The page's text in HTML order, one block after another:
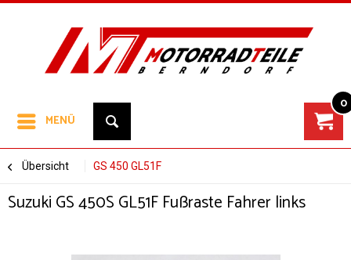
MENÜ
0
Übersicht GS 450 GL51F
Suzuki GS 450S GL51F Fußraste Fahrer links